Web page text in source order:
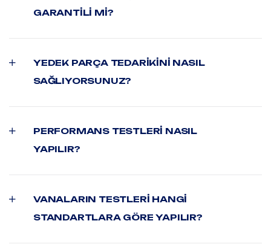
GARANTILI MI?
YEDEK PARÇA TEDARIKINI NASIL
SAĞLIYORSUNUZ?
PERFORMANS TESTLERI NASIL
YAPILIR?
VANALARIN TESTLERI HANGI
STANDARTLARA GÖRE YAPILIR?